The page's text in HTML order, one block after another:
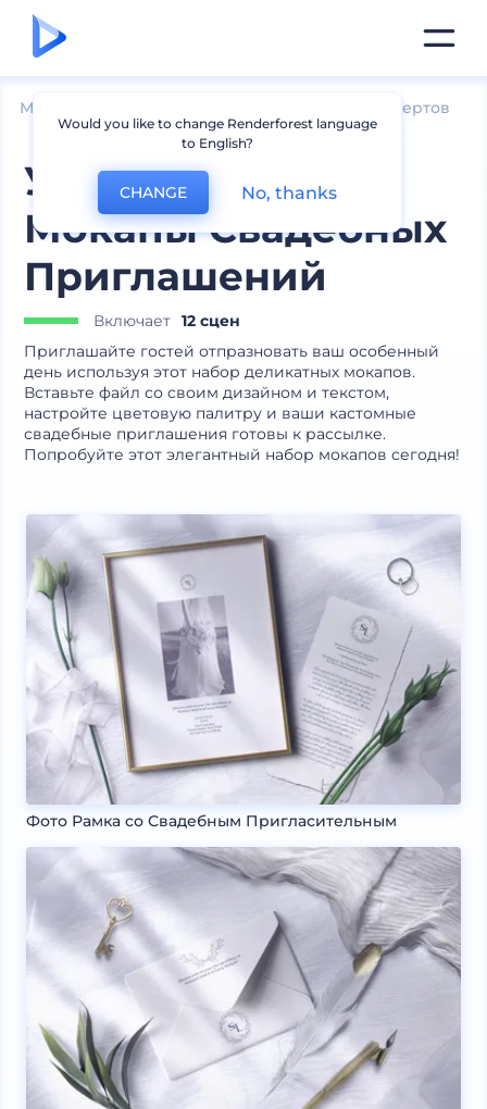
Мокапы Мокапы конвертов
Утонченные
Мокапы Свадебных
Приглашений
Включает 12 сцен
Приглашайте гостей отпразновать ваш особенный
день используя этот набор деликатных мокапов.
Вставьте файл со своим дизайном и текстом,
настройте цветовую палитру и ваши кастомные
свадебные приглашения готовы к рассылке.
Попробуйте этот элегантный набор мокапов сегодня!
Фото Рамка со Свадебным Пригласительным
Would you like to change Renderforest language
to English?
CHANGE No, thanks